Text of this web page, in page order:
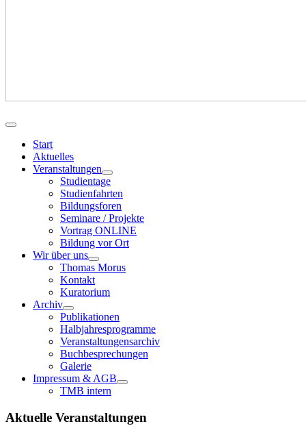
Start
Aktuelles
Veranstaltungen
Studientage
Studienfahrten
Bildungsforen
Seminare / Projekte
Vortrag ONLINE
Bildung vor Ort
Wir über uns
Thomas Morus
Kontakt
Kuratorium
Archiv
Publikationen
Halbjahresprogramme
Veranstaltungensarchiv
Buchbesprechungen
Galerie
Impressum & AGB
TMB intern
Aktuelle Veranstaltungen